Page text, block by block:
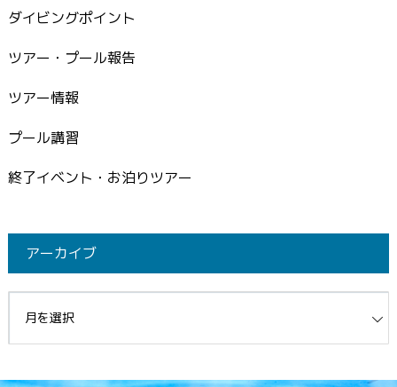
ダイビングポイント
ツアー・プール報告
ツアー情報
プール講習
終了イベント・お泊りツアー
アーカイブ